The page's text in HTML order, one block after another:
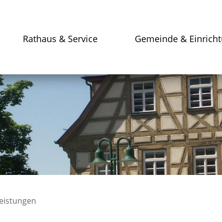
Rathaus & Service Gemeinde &